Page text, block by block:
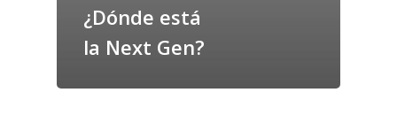
¿Dónde está
la Next Gen?